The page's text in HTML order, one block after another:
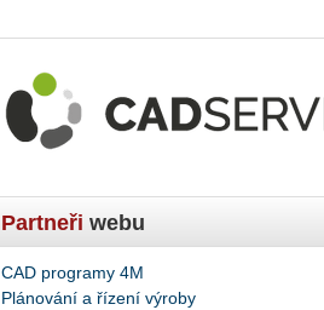
Partneři webu
CAD programy 4M
Plánování a řízení výroby